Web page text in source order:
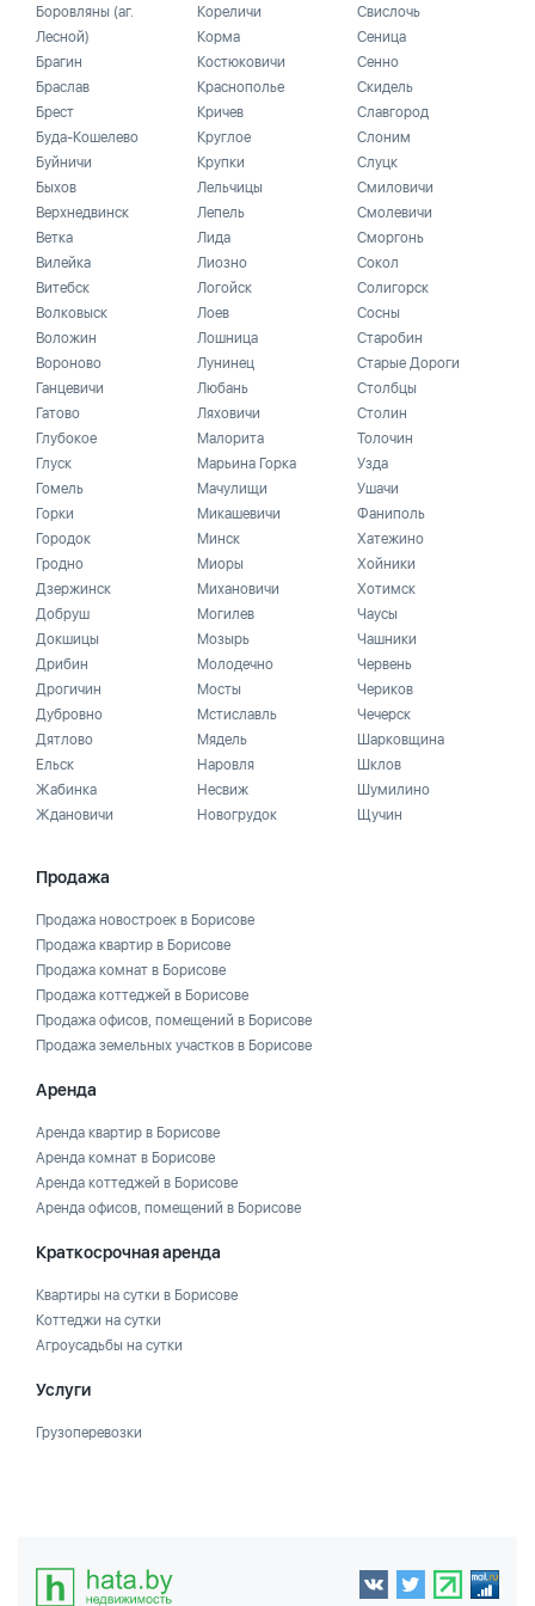
Боровляны (аг.
Лесной)
Брагин
Браслав
Брест
Буда-Кошелево
Буйничи
Быхов
Верхнедвинск
Ветка
Вилейка
Витебск
Волковыск
Воложин
Вороново
Ганцевичи
Гатово
Глубокое
Глуск
Гомель
Горки
Городок
Гродно
Дзержинск
Добруш
Докшицы
Дрибин
Дрогичин
Дубровно
Дятлово
Ельск
Жабинка
Ждановичи
Кореличи
Корма
Костюковичи
Краснополье
Кричев
Круглое
Крупки
Лельчицы
Лепель
Лида
Лиозно
Логойск
Лоев
Лошница
Лунинец
Любань
Ляховичи
Малорита
Марьина Горка
Мачулищи
Микашевичи
Минск
Миоры
Михановичи
Могилев
Мозырь
Молодечно
Мосты
Мстиславль
Мядель
Наровля
Несвиж
Новогрудок
Свислочь
Сеница
Сенно
Скидель
Славгород
Слоним
Слуцк
Смиловичи
Смолевичи
Сморгонь
Сокол
Солигорск
Сосны
Старобин
Старые Дороги
Столбцы
Столин
Толочин
Узда
Ушачи
Фаниполь
Хатежино
Хойники
Хотимск
Чаусы
Чашники
Червень
Чериков
Чечерск
Шарковщина
Шклов
Шумилино
Щучин
Продажа
Продажа новостроек в Борисове
Продажа квартир в Борисове
Продажа комнат в Борисове
Продажа коттеджей в Борисове
Продажа офисов, помещений в Борисове
Продажа земельных участков в Борисове
Аренда
Аренда квартир в Борисове
Аренда комнат в Борисове
Аренда коттеджей в Борисове
Аренда офисов, помещений в Борисове
Краткосрочная аренда
Квартиры на сутки в Борисове
Коттеджи на сутки
Агроусадьбы на сутки
Услуги
Грузоперевозки